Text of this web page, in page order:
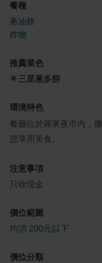
餐種
蔥油餅
炸物
推薦菜色
🌟三星蔥多餅
環境特色
餐廳位於羅東夜市內，
憩享用美食。
注意事項
只收現金
價位範圍
均消 200元以下
價位分類